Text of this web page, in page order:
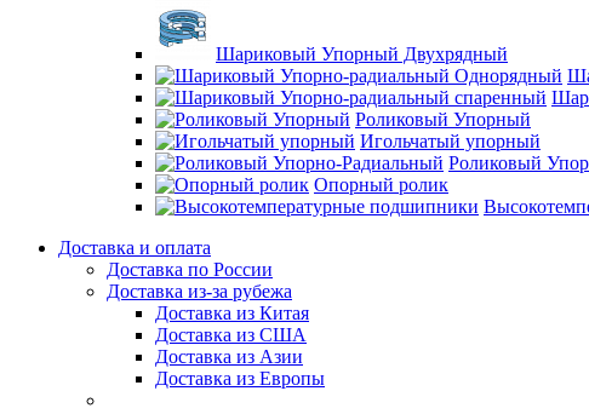
Шариковый Упорный Двухрядный
Роликовый Упорный
Игольчатый упорный
Роликовый
Опорный ролик
Доставка и оплата
Доставка по России
Доставка из-за рубежа
Доставка из Китая
Доставка из США
Доставка из Азии
Доставка из Европы